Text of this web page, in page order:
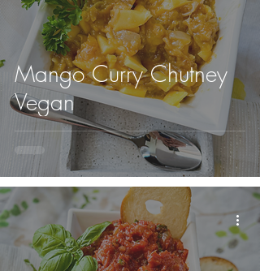
Mango Curry Chutney
Vegan